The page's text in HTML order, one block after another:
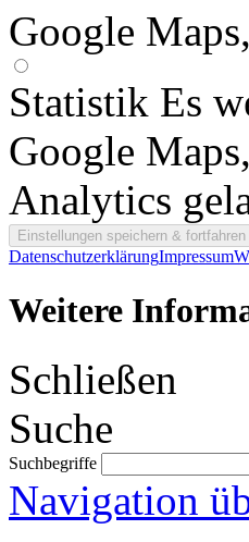
Google
Statistik Es
Google
Analytics
DatenschutzerklärungImpressum
Weitere
Schließen
Suche
Suchbegriffe
Navigation